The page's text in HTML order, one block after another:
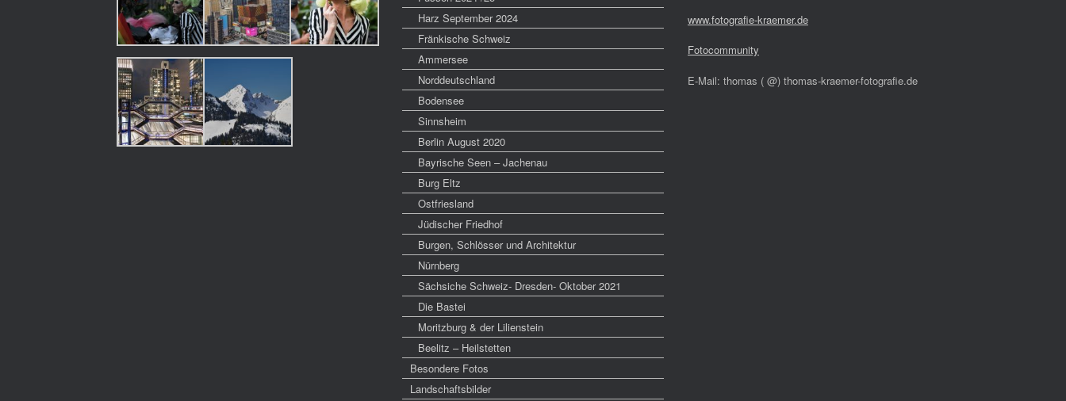
Harz September 2024
Fränkische Schweiz
Ammersee
Norddeutschland
Bodensee
Sinnsheim
Berlin August 2020
Bayrische Seen – Jachenau
Burg Eltz
Ostfriesland
Jüdischer Friedhof
Burgen, Schlösser und Architektur
Nürnberg
Sächsiche Schweiz- Dresden- Oktober 2021
Die Bastei
Moritzburg & der Lilienstein
Beelitz – Heilstetten
Besondere Fotos
Landschaftsbilder
www.fotografie-kraemer.de
Fotocommunity
E-Mail: thomas ( @) thomas-kraemer-fotografie.de